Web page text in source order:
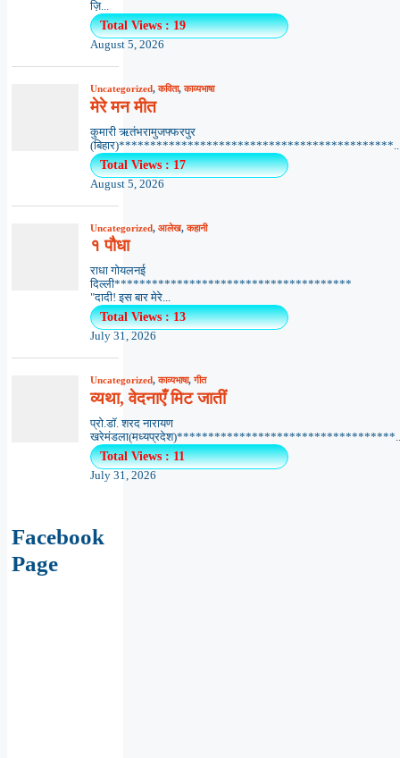
ज़ि...
Total Views : 19
August 5, 2026
Uncategorized,कविता,काव्यभाषा
मेरे मन मीत
कुमारी ऋतंभरामुजफ्फरपुर
Total Views : 17
August 5, 2026
Uncategorized, आलेख,कहानी
१ पौधा
राधा गोयलनई
दिल्ली**************************************
"दादी! इस बार मेरे...
Total Views : 13
July 31, 2026
Uncategorized,काव्यभाषा,गीत
व्यथा, वेदनाएँ मिट जातीं
प्रो.डॉ. शरद नारायण
Total Views : 11
July 31, 2026
Facebook
Page